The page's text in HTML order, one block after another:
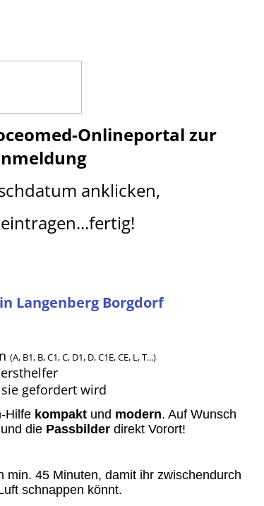
Onlineportal zur
anklicken,
Langenberg Borgdorf
(A, B1, B, C1, C, D1, D, C1E, CE, L, T...)
gefordert wird
Hilfe kompaktund modern. Auf Wunsch
die Passbilder direkt Vorort!
45 Minuten, damit ihr zwischendurch
schnappen könnt.